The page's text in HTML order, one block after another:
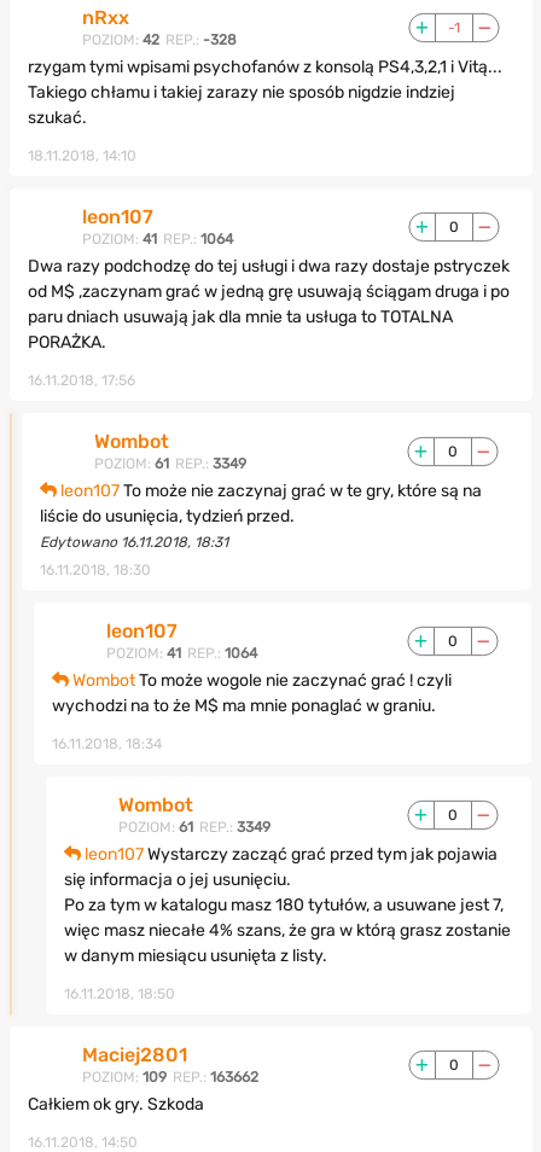
nRxx
POZIOM: 42 REP.: -328
-1
rzygam tymi wpisami psychofanów z konsolą PS4,3,2,1 i Vitą...
Takiego chłamu i takiej zarazy nie sposób nigdzie indziej
szukać.
18.11.2018, 14:10
leon107
POZIOM: 41 REP.: 1064
0
Dwa razy podchodzę do tej usługi i dwa razy dostaje pstryczek
od M$ ,zaczynam grać w jedną grę usuwają ściągam druga i po
paru dniach usuwają jak dla mnie ta usługa to TOTALNA
PORAŻKA.
16.11.2018, 17:56
Wombot
POZIOM: 61 REP.: 3349
0
leon107To może nie zaczynaj grać w te gry, które są na
liście do usunięcia, tydzień przed.
Edytowano 16.11.2018, 18:31
16.11.2018, 18:30
leon107
POZIOM: 41 REP.: 1064
0
WombotTo może wogole nie zaczynać grać ! czyli
wychodzi na to że M$ ma mnie ponaglać w graniu.
16.11.2018, 18:34
Wombot
POZIOM: 61 REP.: 3349
0
leon107Wystarczy zacząć grać przed tym jak pojawia
się informacja o jej usunięciu.
Po za tym w katalogu masz 180 tytułów, a usuwane jest 7,
więc masz niecałe 4% szans, że gra w którą grasz zostanie
w danym miesiącu usunięta z listy.
16.11.2018, 18:50
Maciej2801
POZIOM: 109 REP.: 163662
0
Całkiem ok gry. Szkoda
16.11.2018, 14:50